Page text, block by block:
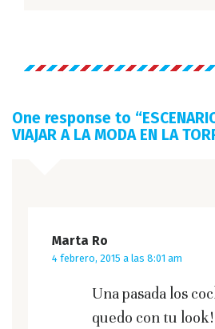
One response to “
VIAJAR A LA MODA EN LA
Marta Ro
4 febrero, 2015 a las 8:01 am
Una pasada los
quedo con tu